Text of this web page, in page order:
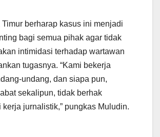
Timur berharap kasus ini menjadi
bagi semua pihak agar tidak
intimidasi terhadap wartawan
tugasnya. “Kami bekerja
undang, dan siapa pun,
sekalipun, tidak berhak
kerja jurnalistik,” pungkas Muludin.